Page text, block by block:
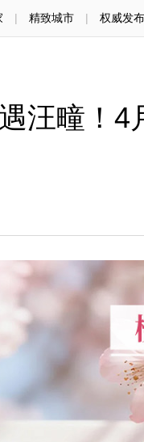
| 精致城市 | 权威发布
汪疃！